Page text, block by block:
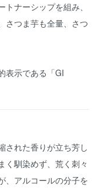
ナーシップを組み、
さつま芋も全量、さつ
表示である「GI
された香りが立ち芳し
く馴染めず、荒く刺々
、アルコールの分子を